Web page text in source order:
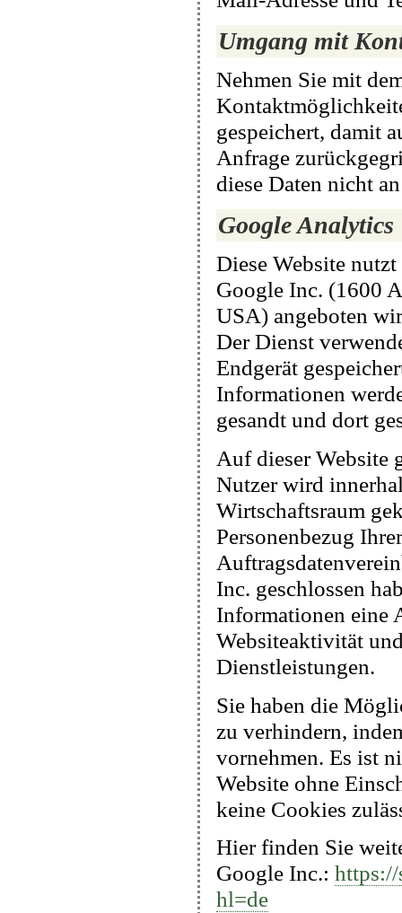
Umgang mit
Nehmen Sie mit
gespeichert, damit
Anfrage
diese Daten nicht
Google Analytics
Diese Website
Google Inc. (1600
USA) angeboten
Der Dienst
Endgerät
Informationen
gesandt und dort
Auf dieser Website
Nutzer wird
Wirtschaftsraum
Personenbezug
Inc. geschlossen
Informationen eine
Websiteaktivität
Dienstleistungen.
Sie haben die
zu verhindern,
vornehmen. Es ist
Website ohne
keine Cookies
Hier finden Sie
Google Inc.:
hl=de